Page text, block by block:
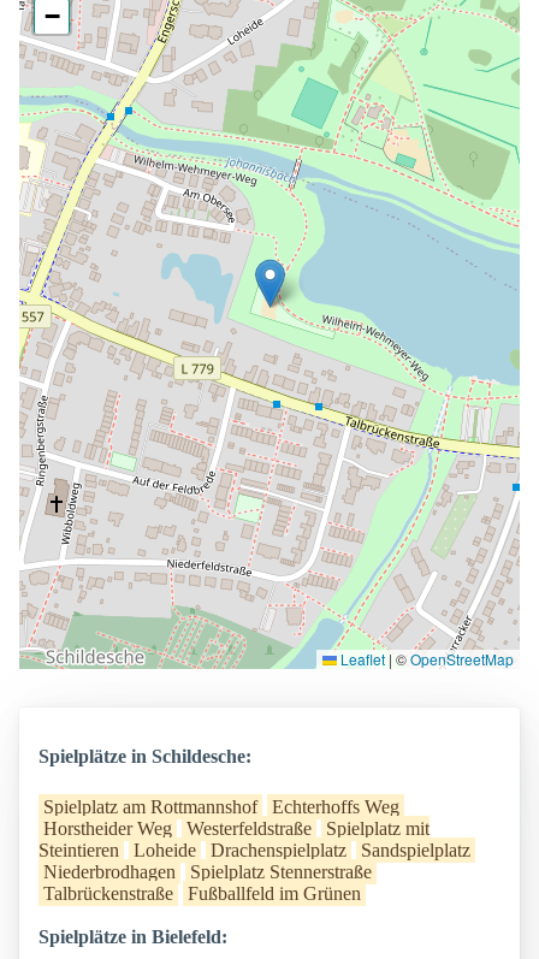
−
Leaflet | ©OpenStreetMap
Spielplätze in Schildesche:
Spielplatz am Rottmannshof
Echterhoffs Weg
Horstheider Weg
Westerfeldstraße
Spielplatz mit
Steintieren
Loheide Drachenspielplatz
Sandspielplatz
Niederbrodhagen
Spielplatz Stennerstraße
Talbrückenstraße
Fußballfeld im Grünen
Spielplätze in Bielefeld: